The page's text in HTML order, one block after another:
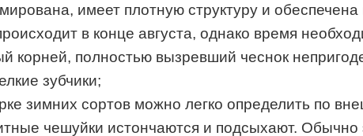
имеет плотную структуру и
в конце августа, однако время
корней, полностью вызревший чеснок
зубчики;
зимних сортов можно легко определить по
чешуйки истончаются и подсыхают. Обычно